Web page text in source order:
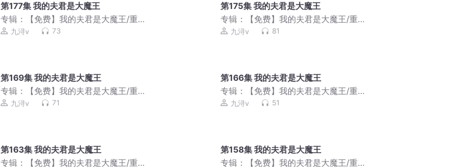
第177集 我的夫君是大魔王
专辑：
【免费】我的夫君是大魔王/重生/
言情/团宠智商在线
九浔v 73
第175集 我的夫君是大魔王
专辑：
【免费】我的夫君是大魔王/重生/
言情/团宠智商在线
九浔v 81
第169集 我的夫君是大魔王
专辑：
【免费】我的夫君是大魔王/重生/
言情/团宠智商在线
九浔v 71
第166集 我的夫君是大魔王
专辑：
【免费】我的夫君是大魔王/重生/
言情/团宠智商在线
九浔v 51
第163集 我的夫君是大魔王
专辑：
【免费】我的夫君是大魔王/重生/
第158集 我的夫君是大魔王
专辑：
【免费】我的夫君是大魔王/重生/